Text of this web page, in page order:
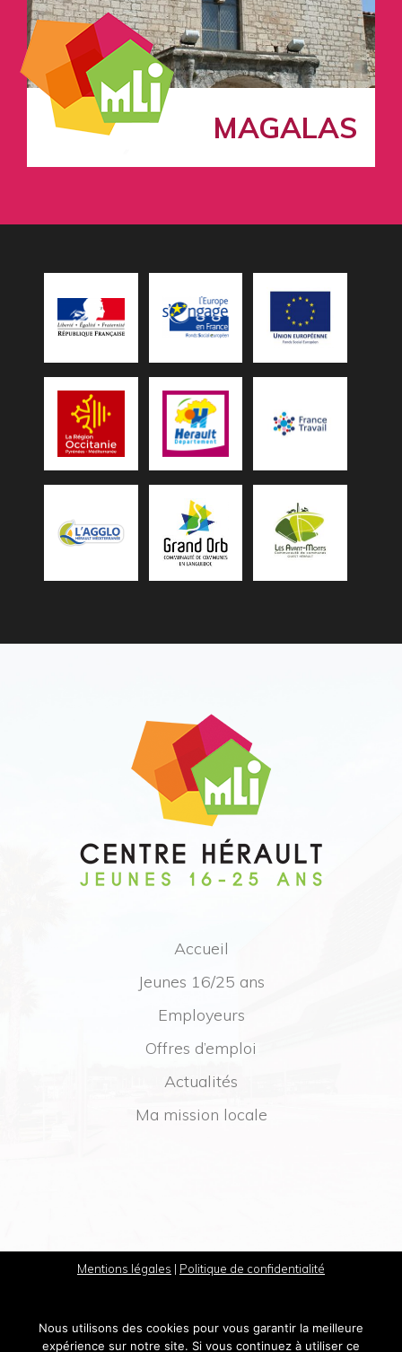
MAGALAS
Accueil
Jeunes 16/25 ans
Employeurs
Offres d’emploi
Actualités
Ma mission locale
Mentions légales | Politique de confidentialité
Nous utilisons des cookies pour vous garantir la meilleure
expérience sur notre site. Si vous continuez à utiliser ce